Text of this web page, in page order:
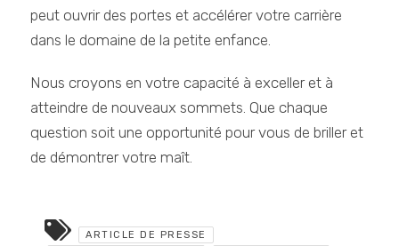
peut ouvrir des portes et accélérer votre carrière
dans le domaine de la petite enfance.
Nous croyons en votre capacité à exceller et à
atteindre de nouveaux sommets. Que chaque
question soit une opportunité pour vous de briller et
de démontrer votre maît.
ARTICLE DE PRESSE